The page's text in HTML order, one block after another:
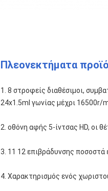
Πλεονεκτήματα
1. 8 στροφείς διαθέσιμοι,
24x1.5ml γωνίας μέχρι 16500r/
2. οθόνη αφής 5-ίντσας HD, οι
3. 11 12 επιβράδυνσης ποσοστά
4. Χαρακτηρισμός ενός